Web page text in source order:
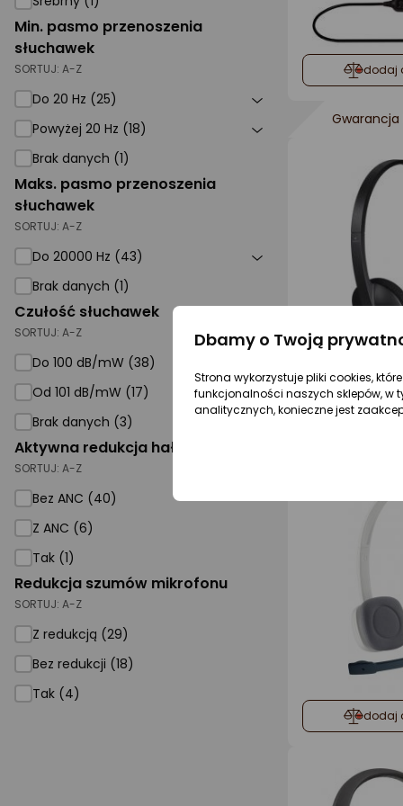
Min. pasmo przenoszenia
słuchawek
SORTUJ: A-Z
Do 20 Hz (25)
Powyżej 20 Hz (18)
Brak danych (1)
Maks. pasmo przenoszenia
słuchawek
SORTUJ: A-Z
Do 20000 Hz (43)
Brak danych (1)
Czułość słuchawek
SORTUJ: A-Z
Do 100 dB/mW (38)
Od 101 dB/mW (17)
Brak danych (3)
Aktywna redukcja hałasu ANC
SORTUJ: A-Z
Bez ANC (40)
Z ANC (6)
Tak (1)
Redukcja szumów mikrofonu
SORTUJ: A-Z
Z redukcją (29)
Bez redukcji (18)
Tak (4)
dodaj
Gwarancja
dodaj
dodaj
Dbamy o Twoją
Strona wykorzystuje pliki cookies,
funkcjonalności naszych sklepów, w
analitycznych, konieczne jest